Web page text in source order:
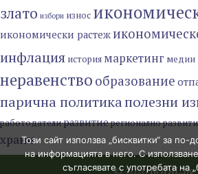
злато избори износ
икономически растеж
инфлация история маркетинг медии
неравенство образование
парична политикаполезни
работодателиразвитиерегионално
храни
© 2020BODIL.bg
Този сайт използва „бисквитки“ за по-
на информацията в него. С
съгласявате с употребата на